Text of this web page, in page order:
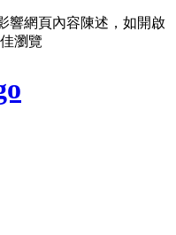
響網頁內容陳述，如開啟
瀏覽